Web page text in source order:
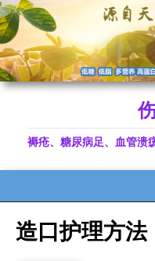
褥疮、糖尿病足、血管溃
造口护理方法